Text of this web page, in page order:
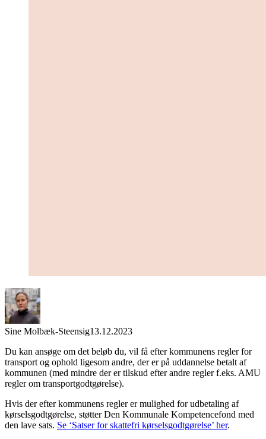
Sine Molbæk-Steensig13.12.2023
Du kan ansøge om det beløb du, vil få efter kommunens regler for
transport og ophold ligesom andre, der er på uddannelse betalt af
kommunen (med mindre der er tilskud efter andre regler f.eks. AMU
regler om transportgodtgørelse).
Hvis der efter kommunens regler er mulighed for udbetaling af
kørselsgodtgørelse, støtter Den Kommunale Kompetencefond med
den lave sats. Se ‘Satser for skattefri kørselsgodtgørelse’ her.